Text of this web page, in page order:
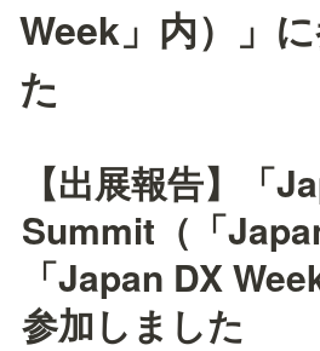
Week」内）」
た
【出展報告】
「
Summit（「
「Japan DX
参加しました